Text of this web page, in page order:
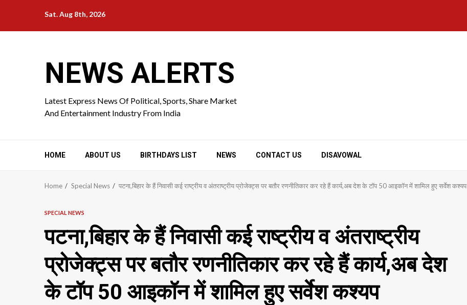
content
Sat. Aug 8th, 2026
NEWS ALERTS
Latest Express News Of Political, Sports, Share Market
And Entertainment Industry From India
HOME ABOUT US BIRTHDAYS LIST NEWS CONTACT US DISAVOWAL
Home Special News पटना,बिहार के हैं निवासी कई राष्ट्रीय व अंतराष्ट्रीय प्रोजेक्ट्स पर बतौर रणनीतिकार कर रहे हैं कार्य,अब देश के टॉप 50 आइकॉन में शामिल हुए सर्वेश कश्यप
SPECIAL NEWS
पटना,बिहार के हैं निवासी कई राष्ट्रीय व अंतराष्ट्रीय
प्रोजेक्ट्स पर बतौर रणनीतिकार कर रहे हैं कार्य,अब देश
के टॉप 50 आइकॉन में शामिल हुए सर्वेश कश्यप